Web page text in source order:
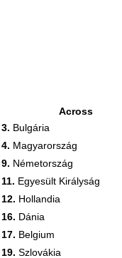
Across
3. Bulgária
4. Magyarország
9. Németország
11. Egyesült Királyság
12. Hollandia
16. Dánia
17. Belgium
19. Szlovákia